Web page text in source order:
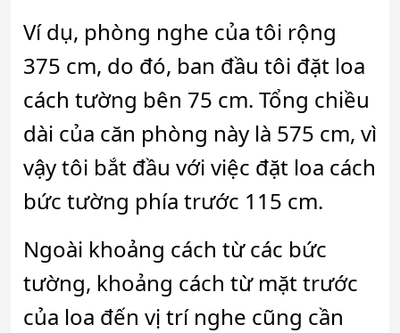
Ví dụ, phòng nghe của tôi rộng
375 cm, do đó, ban đầu tôi đặt loa
cách tường bên 75 cm. Tổng chiều
dài của căn phòng này là 575 cm, vì
vậy tôi bắt đầu với việc đặt loa cách
bức tường phía trước 115 cm.
Ngoài khoảng cách từ các bức
tường, khoảng cách từ mặt trước
của loa đến vị trí nghe cũng cần